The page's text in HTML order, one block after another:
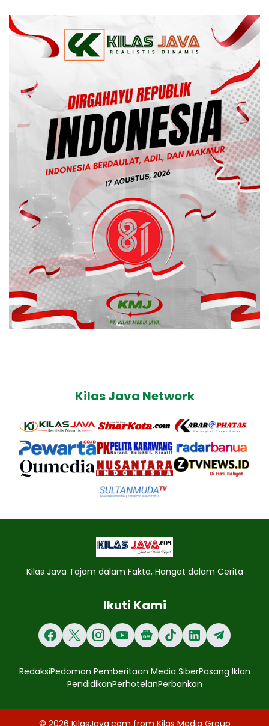
Kilas Java Network
Kilas Java Tajam dalam Fakta, Hangat dalam Cerita
Ikuti Kami
RedaksiPedoman Pemberitaan Media SiberPasang Iklan
PendidikanPerhotelanPerbankan